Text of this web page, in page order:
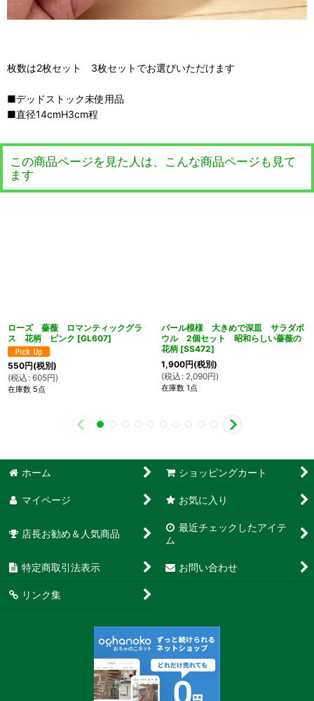
枚数は2枚セット 3枚セットでお選びいただけます
■デッドストック未使用品
■直径14cmH3cm程
この商品ページを見た人は、こんな商品ページも見て
ます
ローズ 薔薇 ロマンティックグラ
ス 花柄 ピンク [GL607]
550円(税別)
(税込 : 605円)
在庫数 5点
パール模様 大きめで深皿 サラダボ
ウル 2個セット 昭和らしい薔薇の
花柄 [SS472]
1,900円(税別)
(税込 : 2,090円)
在庫数 1点
ホーム ショッピングカート
マイページ お気に入り
店長お勧め＆人気商品
最近チェックしたアイテ
ム
特定商取引法表示 お問い合わせ
リンク集